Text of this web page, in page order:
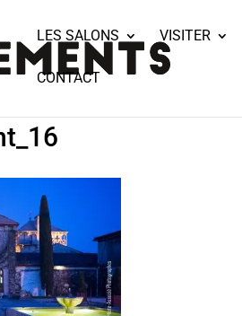
LES SALONS VISITER
CONTACT